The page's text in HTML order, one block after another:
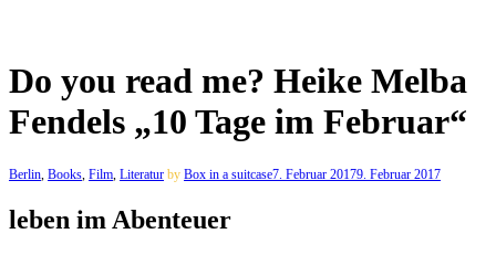
Do you read me? Heike Melba
Fendels „10 Tage im Februar“
Berlin, Books, Film, Literatur by Box in a suitcase7. Februar 20179. Februar 2017
leben im Abenteuer